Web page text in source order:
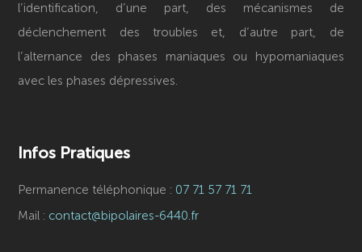
l’identification, d’une part, des mécanismes de
déclenchement des troubles et, d’autre part, de
l’alternance des phases maniaques ou hypomaniaques
avec les phases dépressives.
Infos Pratiques
Permanence téléphonique : 07 71 57 71 71
Mail : contact@bipolaires-6440.fr